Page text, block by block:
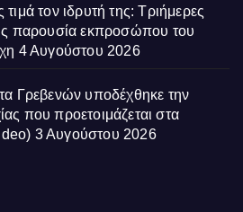
τον ιδρυτή της: Τριήμερες
παρουσία εκπροσώπου του
4 Αυγούστου 2026
Γρεβενών υποδέχθηκε την
που προετοιμάζεται στα
3 Αυγούστου 2026